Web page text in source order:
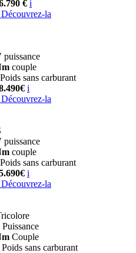
€ i
Découvrez-la
puissance
couple
Poids sans carburant
i
Découvrez-la
puissance
couple
Poids sans carburant
i
Découvrez-la
Puissance
Couple
Poids sans carburant